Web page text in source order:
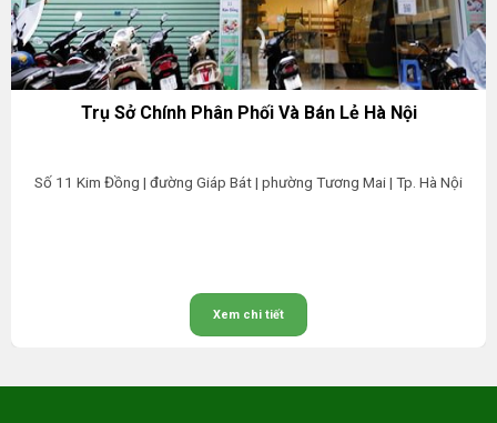
Trụ Sở Chính Phân Phối Và Bán Lẻ Hà Nội
Số 11 Kim Đồng | đường Giáp Bát | phường Tương Mai | Tp. Hà Nội
Xem chi tiết